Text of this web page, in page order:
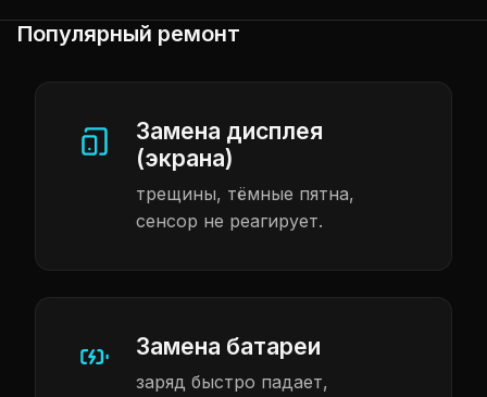
Популярный ремонт
Замена дисплея
(экрана)
трещины, тёмные пятна,
сенсор не реагирует.
Замена батареи
заряд быстро падает,